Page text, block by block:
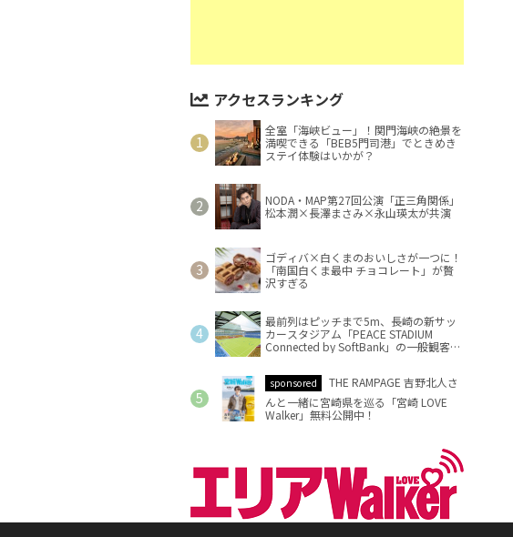
アクセスランキング
全室「海峡ビュー」！関門海峡の絶景を
満喫できる「BEB5門司港」でときめき
ステイ体験はいかが？
NODA・MAP第27回公演「正三角関係」
松本潤×長澤まさみ×永山瑛太が共演
ゴディバ×白くまのおいしさが一つに！
「南国白くま最中 チョコレート」が贅
沢すぎる
最前列はピッチまで5m、長崎の新サッ
カースタジアム「PEACE STADIUM
Connected by SoftBank」の一般観客席
sponsored
THE RAMPAGE 吉野北人さ
んと一緒に宮崎県を巡る「宮崎 LOVE
Walker」無料公開中！